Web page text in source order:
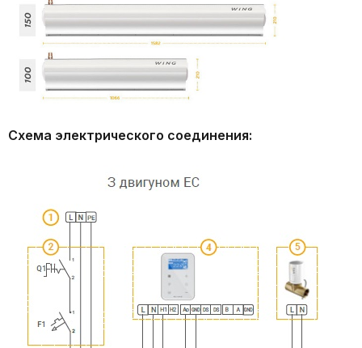
Схема электрического соединения: